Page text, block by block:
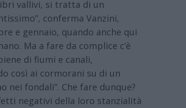
vallivi, si tratta di un
conferma Vanzini,
e gennaio, quando anche qui
Ma a fare da complice c’è
di fiumi e canali,
così ai cormorani su di un
fondali”. Che fare dunque?
negativi della loro stanzialità